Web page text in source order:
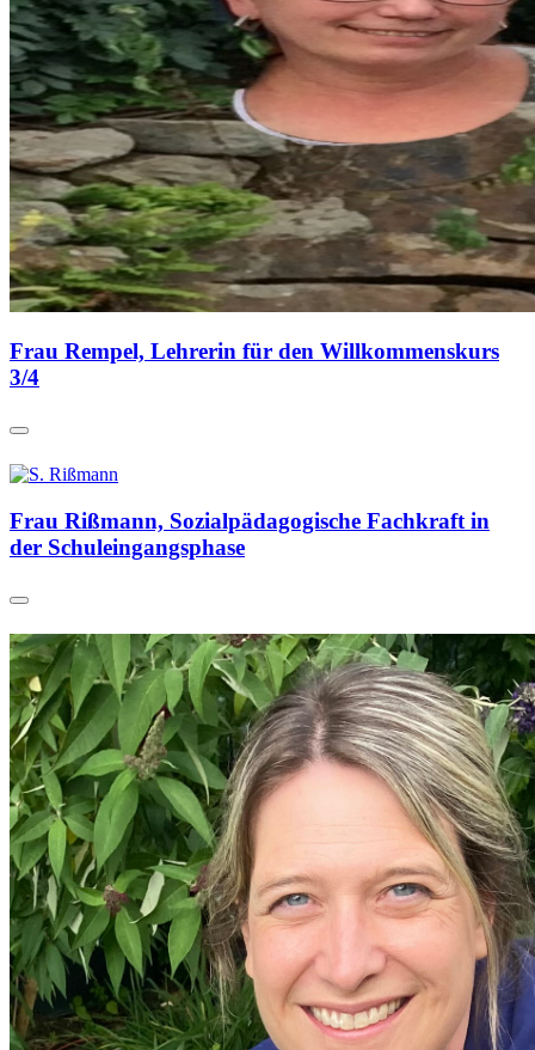
Frau Rempel, Lehrerin für den Willkommenskurs
3/4
Frau Rißmann, Sozialpädagogische Fachkraft in
der Schuleingangsphase